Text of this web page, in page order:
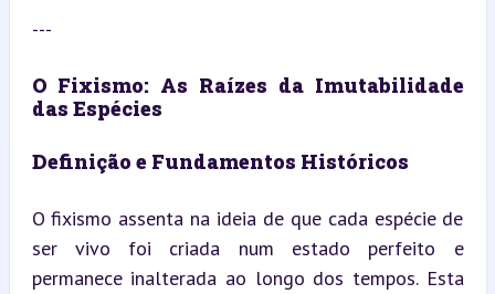
---
O Fixismo: As Raízes da Imutabilidade
das Espécies
Definição e Fundamentos Históricos
O fixismo assenta na ideia de que cada espécie de
ser vivo foi criada num estado perfeito e
permanece inalterada ao longo dos tempos. Esta